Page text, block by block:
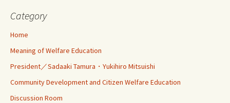
Category
Home
Meaning of Welfare Education
President／Sadaaki Tamura・Yukihiro Mitsuishi
Community Development and Citizen Welfare Education
Discussion Room